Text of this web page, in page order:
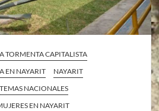
TORMENTA CAPITALISTA
EN NAYARIT
NAYARIT
TEMAS NACIONALES
EN NAYARIT